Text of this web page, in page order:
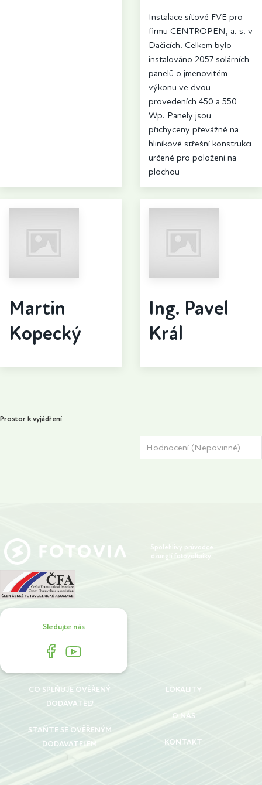
Instalace síťové FVE pro
firmu CENTROPEN, a. s. v
Dačicích. Celkem bylo
instalováno 2057 solárních
panelů o jmenovitém
výkonu ve dvou
provedeních 450 a 550
Wp. Panely jsou
přichyceny převážně na
hliníkové střešní konstrukci
určené pro položení na
plochou
Martin
Kopecký
Ing. Pavel
Král
Prostor k vyjádření
Spolehlivý průvodce
džunglí fotovoltaiky
Sledujte nás
CO SPLŇUJE OVĚŘENÝ
DODAVATEL?
STAŇTE SE OVĚŘENÝM
DODAVATELEM
LOKALITY
O NÁS
KONTAKT